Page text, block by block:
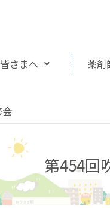
さまへ 薬剤
第454回